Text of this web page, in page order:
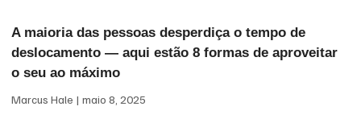
A maioria das pessoas desperdiça o tempo de
deslocamento — aqui estão 8 formas de aproveitar
o seu ao máximo
Marcus Hale maio 8, 2025